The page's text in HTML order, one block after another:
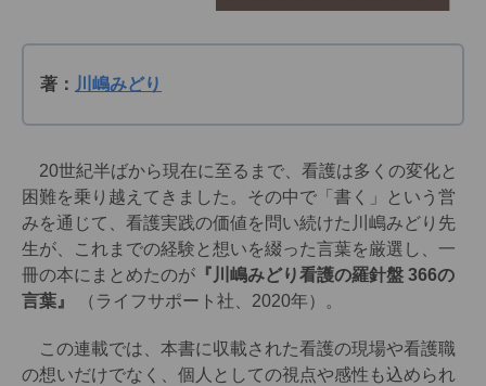
著： 川嶋みどり
20世紀半ばから現在に至るまで、看護は多くの変化と
困難を乗り越えてきました。その中で「書く」という営
みを通じて、看護実践の価値を問い続けた川嶋みどり先
生が、これまでの経験と想いを綴った言葉を厳選し、一
冊の本にまとめたのが 『川嶋みどり看護の羅針盤 366の
言葉』
（ライフサポート社、2020年）。
この連載では、本書に収載された看護の現場や看護職
の想いだけでなく、個人としての視点や感性も込められ